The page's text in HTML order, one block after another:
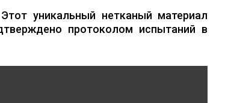
уникальный нетканый материал
протоколом испытаний в